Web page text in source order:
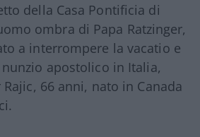
della Casa Pontificia di
ombra di Papa Ratzinger,
a interrompere la vacatio e
apostolico in Italia,
Rajic, 66 anni, nato in Canada